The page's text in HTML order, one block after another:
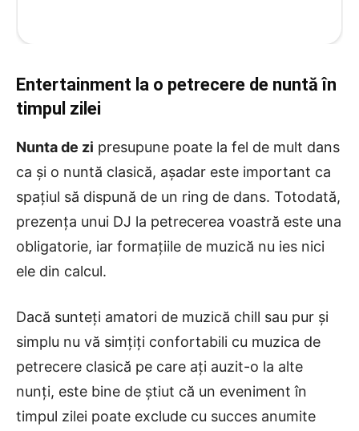
Entertainment la o petrecere de nuntă în
timpul zilei
Nunta de zi presupune poate la fel de mult dans
ca și o nuntă clasică, așadar este important ca
spațiul să dispună de un ring de dans. Totodată,
prezența unui DJ la petrecerea voastră este una
obligatorie, iar formațiile de muzică nu ies nici
ele din calcul.
Dacă sunteți amatori de muzică chill sau pur și
simplu nu vă simțiți confortabili cu muzica de
petrecere clasică pe care ați auzit-o la alte
nunți, este bine de știut că un eveniment în
timpul zilei poate exclude cu succes anumite